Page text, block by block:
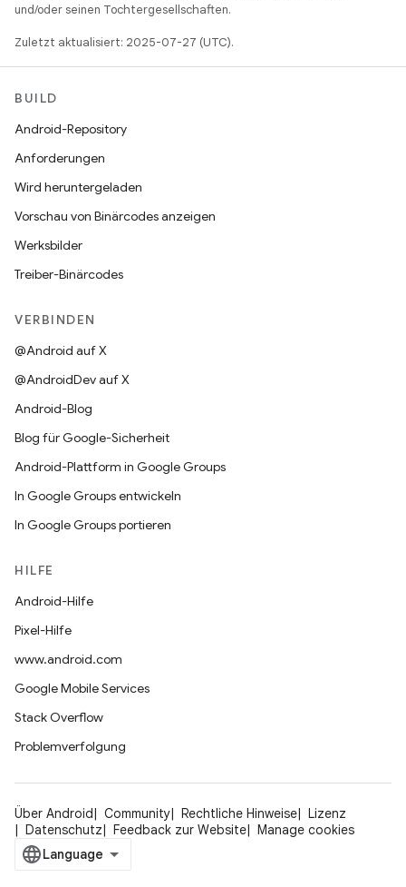
und/oder seinen Tochtergesellschaften.
Zuletzt aktualisiert: 2025-07-27 (UTC).
BUILD
Android-Repository
Anforderungen
Wird heruntergeladen
Vorschau von Binärcodes anzeigen
Werksbilder
Treiber-Binärcodes
VERBINDEN
@Android auf X
@AndroidDev auf X
Android-Blog
Blog für Google-Sicherheit
Android-Plattform in Google Groups
In Google Groups entwickeln
In Google Groups portieren
HILFE
Android-Hilfe
Pixel-Hilfe
www.android.com
Google Mobile Services
Stack Overflow
Problemverfolgung
Über Android Community Rechtliche Hinweise
Lizenz
Datenschutz
Feedback zur Website Manage cookies